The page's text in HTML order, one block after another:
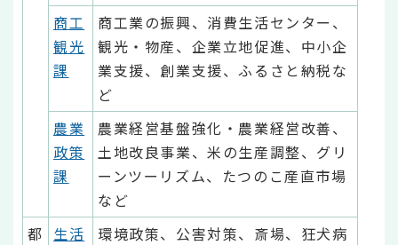
商工
観光
課
商工業の振興、消費生活センター、
観光・物産、企業立地促進、中小企
業支援、創業支援、ふるさと納税な
ど
農業
政策
課
農業経営基盤強化・農業経営改善、
土地改良事業、米の生産調整、グリ
ーンツーリズム、たつのこ産直市場
など
都 生活
環境政策、公害対策、斎場、狂犬病